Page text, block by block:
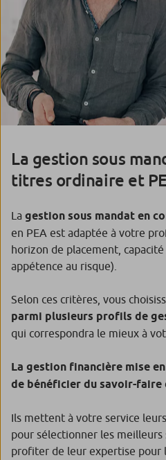
La gestion sous
titres ordinaire et
La gestion sous mandat en
en PEA est adaptée à votre
horizon de placement, capacité
appétence au risque).
Selon ces critères, vous
parmi plusieurs profils de
qui correspondra le mieux à
La gestion financière mise
de bénéficier du savoir-faire
Ils mettent à votre service
pour sélectionner les
profiter de leur expertise pour